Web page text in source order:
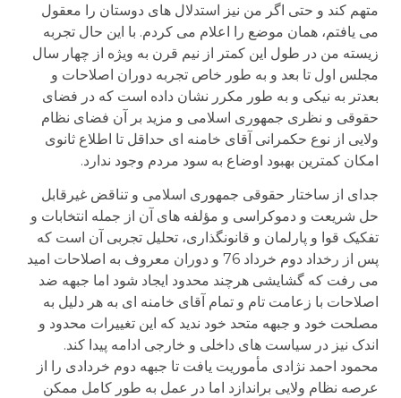
متهم کند و حتی اگر من نیز استدلال های دوستان را معقول
می یافتم، همان موضع را اعلام می کردم. با این حال تجربه
زیسته من در طول این کمتر از نیم قرن به ویژه از چهار سال
مجلس اول تا بعد و به طور خاص تجربه دوران اصلاحات و
بعدتر به نیکی و به طور مکرر نشان داده است که در فضای
حقوقی و نظری جمهوری اسلامی و مزید بر آن فضای نظام
ولایی از نوع حکمرانی آقای خامنه ای حداقل تا اطلاع ثانوی
امکان کمترین بهبود اوضاع به سود مردم وجود ندارد.
جدای از ساختار حقوقی جمهوری اسلامی و تناقض غیرقابل
حل شریعت و دموکراسی و مؤلفه های آن از جمله انتخابات و
تفکیک قوا و پارلمان و قانونگذاری، تحلیل تجربی آن است که
پس از رخداد دوم خرداد 76 و دوران معروف به اصلاحات امید
می رفت که گشایشی هرچند محدود ایجاد شود اما جبهه ضد
اصلاحات با زعامت تام و تمام آقای خامنه ای به هر دلیل به
مصلحت خود و جبهه متحد خود ندید که این تغییرات محدود و
اندک نیز در سیاست های داخلی و خارجی ادامه پیدا کند.
محمود احمد نژادی مأموریت یافت تا جبهه دوم خردادی را از
عرصه نظام ولایی براندازد اما در عمل به طور کامل ممکن